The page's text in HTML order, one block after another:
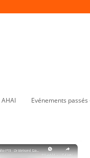
AHAI Evénements